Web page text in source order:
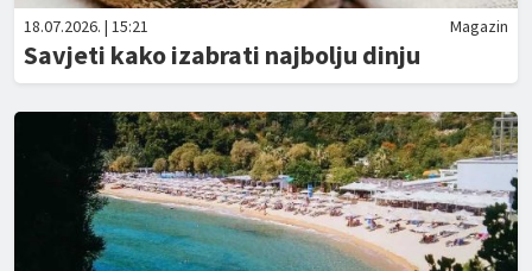
18.07.2026. | 15:21 Magazin
Savjeti kako izabrati najbolju dinju